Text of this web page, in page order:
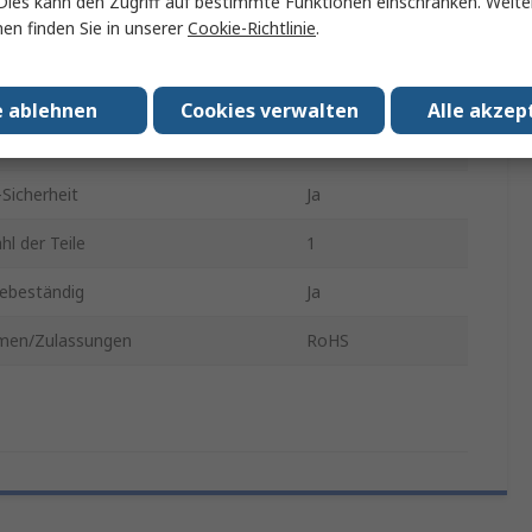
Ja
der Teile 1
Ja
Zulassungen RoHS
finden Sie in unsererCookie-Richtlinie.
Alle
Cookies verwalten
ablehnen